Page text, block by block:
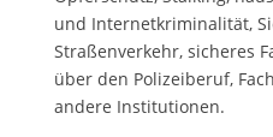
und Internetkriminalität,
Straßenverkehr, sicheres
über den Polizeiberuf,
andere Institutionen.